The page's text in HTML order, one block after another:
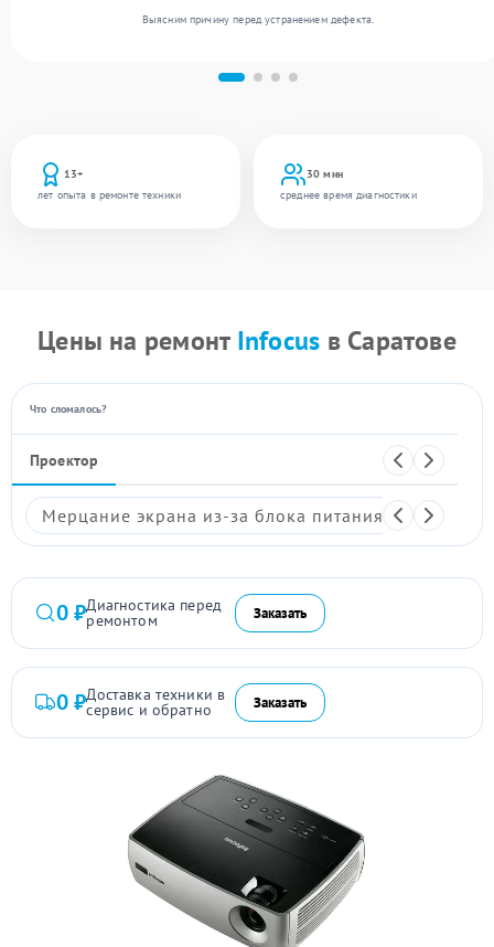
13+
лет опыта в ремонте техники
30 мин
среднее время диагностики
Выясним причину перед устранением дефекта.
Цены на ремонт Infocus в Саратове
Что сломалось?
Проектор
Мерцание экрана из-за блока питания
0 ₽Диагностика перед
ремонтом Заказать
0 ₽Доставка техники в
сервис и обратно Заказать